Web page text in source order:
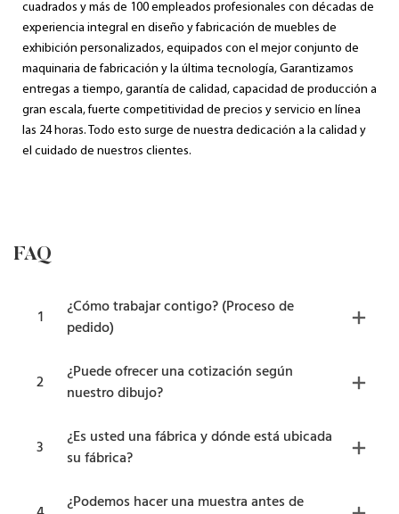
cuadrados y más de 100 empleados profesionales con décadas de
experiencia integral en diseño y fabricación de muebles de
exhibición personalizados, equipados con el mejor conjunto de
maquinaria de fabricación y la última tecnología, Garantizamos
entregas a tiempo, garantía de calidad, capacidad de producción a
gran escala, fuerte competitividad de precios y servicio en línea
las 24 horas. Todo esto surge de nuestra dedicación a la calidad y
el cuidado de nuestros clientes.
FAQ
1
¿Cómo trabajar contigo? (Proceso de
pedido)
2
¿Puede ofrecer una cotización según
nuestro dibujo?
3
¿Es usted una fábrica y dónde está ubicada
su fábrica?
¿Podemos hacer una muestra antes de